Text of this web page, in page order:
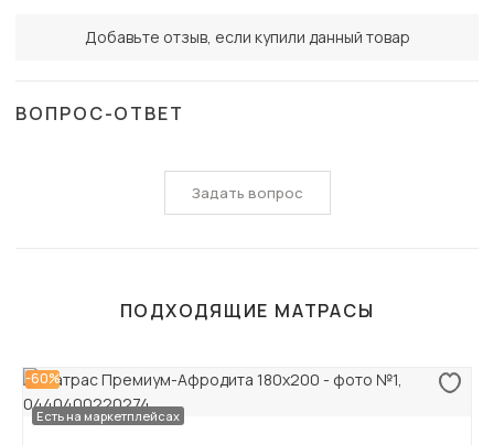
Добавьте отзыв, если купили данный товар
ВОПРОС-ОТВЕТ
Задать вопрос
ПОДХОДЯЩИЕ МАТРАСЫ
-60%
Есть на маркетплейсах